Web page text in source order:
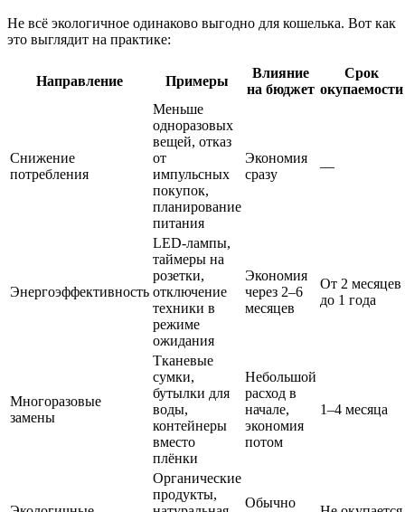
Не всё экологичное одинаково выгодно для кошелька. Вот как
это выглядит на практике:
Направление Примеры
Влияние
на бюджет
Срок
окупаемости
Снижение
потребления
Меньше
одноразовых
вещей, отказ
от
импульсных
покупок,
планирование
питания
Экономия
сразу
—
Энергоэффективность
LED-лампы,
таймеры на
розетки,
отключение
техники в
режиме
ожидания
Экономия
через 2–6
месяцев
От 2 месяцев
до 1 года
Многоразовые
замены
Тканевые
сумки,
бутылки для
воды,
контейнеры
вместо
плёнки
Небольшой
расход в
начале,
экономия
потом
1–4 месяца
Органические
продукты,
Обычно